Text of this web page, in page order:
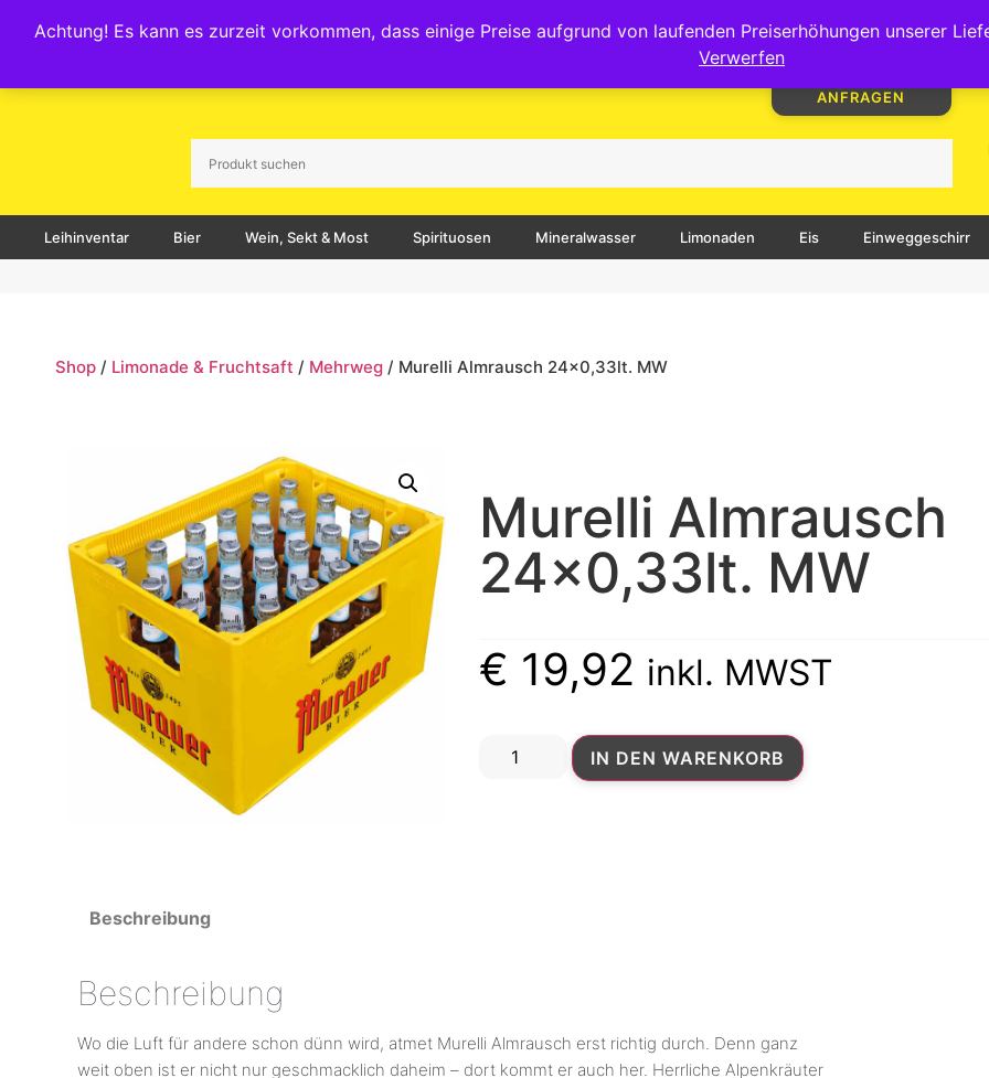
Achtung! Es kann es zurzeit vorkommen, dass einige Preise aufgrund von laufenden Preiserhöhungen unserer
Verwerfen
Abholmarkt und Lieferservice in Feldkirchen / Kärnten info@getraenkemarkt.at +43 4276 37777
ANFRAGEN
Leihinventar Bier Wein, Sekt & Most Spirituosen Mineralwasser Limonaden Eis Einweggeschirr
Shop / Limonade & Fruchtsaft / Mehrweg / Murelli Almrausch 24×0,33lt. MW
Murelli Almrausch
24×0,33lt. MW
€ 19,92 inkl. MWST
IN DEN WARENKORB
Beschreibung
Beschreibung
Wo die Luft für andere schon dünn wird, atmet Murelli Almrausch erst richtig durch. Denn ganz
weit oben ist er nicht nur geschmacklich daheim – dort kommt er auch her. Herrliche Alpenkräuter